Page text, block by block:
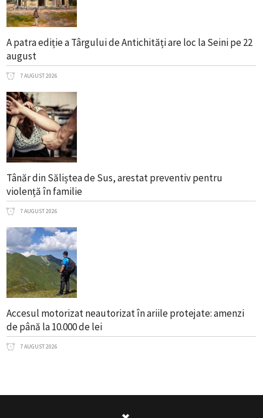
A patra ediție a Târgului de Antichități are loc la Seini pe 22
august
7 AUGUST 2026
Tânăr din Săliștea de Sus, arestat preventiv pentru
violență în familie
7 AUGUST 2026
Accesul motorizat neautorizat în ariile protejate: amenzi
de până la 10.000 de lei
7 AUGUST 2026